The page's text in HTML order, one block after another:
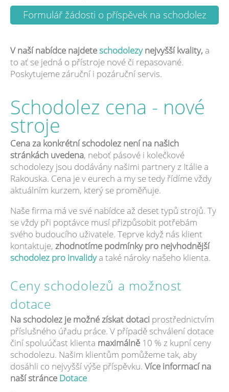
Formulář žádosti o příspěvek na schodolez
V naší nabídce najdeteschodolezynejvyšší kvality, a
to ať se jedná o přístroje nové či repasované.
Poskytujeme záruční i pozáruční servis.
Schodolez cena - nové
stroje
Cena za konkrétní schodolez není na našich
stránkách uvedena, neboť pásové i kolečkové
schodolezy jsou dodávány našimi partnery z Itálie a
Rakouska. Cena je v eurech a my se tedy řídíme vždy
aktuálním kurzem, který se proměňuje.
Naše firma má ve své nabídce až deset typů strojů. Ty
se vždy při poptávce musí přizpůsobit potřebám
svého budoucího uživatele. Teprve když nás klient
kontaktuje, zhodnotíme podmínky pro nejvhodnější
schodolez pro invalidya také nároky našeho klienta.
Ceny schodolezů a možnost
dotace
Na schodolez je možné získat dotaci prostřednictvím
příslušného úřadu práce. V případě schválení dotace
činí spoluúčast klienta maximálně 10 % z kupní ceny
schodolezu. Našim klientům pomůžeme tak, aby
dosáhli co nejvyšší výše příspěvku. Více informací na
naší stránce Dotace